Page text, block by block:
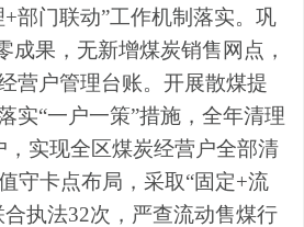
部门联动”工作机制落实。 巩
成果，无新增煤炭销售网点，
营户管理台账。 开展散煤提
实“一户一策”措施，全年清理
，实现全区煤炭经营户全部清
守卡点布局，采取“固定+流
合执法32次，严查流动售煤行